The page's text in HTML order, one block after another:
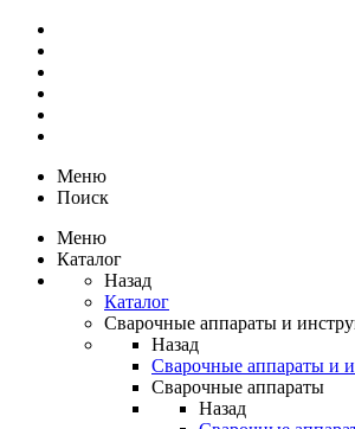
Меню
Поиск
Меню
Каталог
Назад
Каталог
Сварочные аппараты и
Назад
Сварочные аппараты и
Сварочные аппараты
Назад